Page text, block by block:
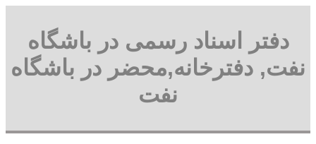
دفتر اسناد رسمی در باشگاه
نفت, دفترخانه,محضر در باشگاه
نفت